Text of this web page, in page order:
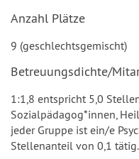
Anzahl Plätze
9 (geschlechtsgemischt)
Betreuungsdichte/
1:1,8 entspricht 5,0
Sozialpädagog*innen,
jeder Gruppe ist ein/e
Stellenanteil von 0,1 tätig.